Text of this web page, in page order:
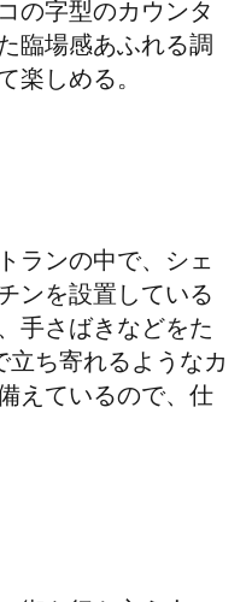
の字型のカウンタ
臨場感あふれる調
楽しめる。
ランの中で、シェ
ンを設置している
手さばきなどをた
立ち寄れるようなカ
えているので、仕